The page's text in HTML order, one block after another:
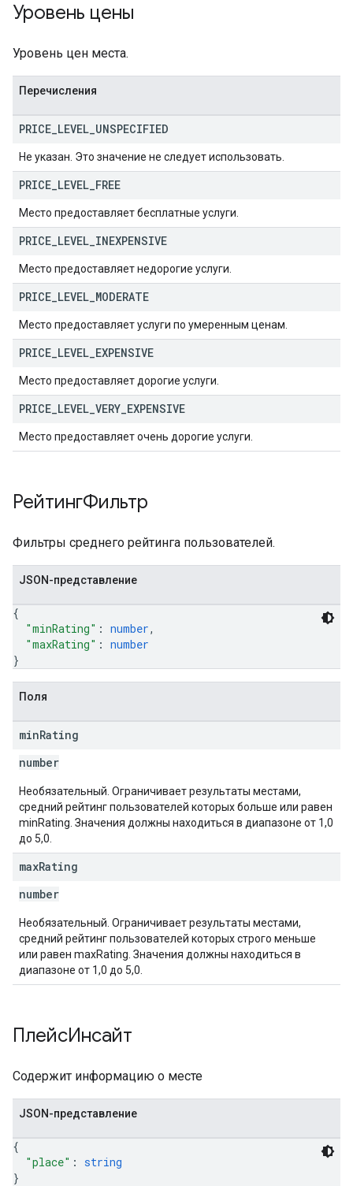
Уровень цены
Уровень цен места.
Перечисления
PRICE LEVEL UNSPECIFIED
Не указан. Это значение не следует использовать.
PRICE LEVEL FREE
Место предоставляет бесплатные услуги.
PRICE LEVEL INEXPENSIVE
Место предоставляет недорогие услуги.
PRICE LEVEL MODERATE
Место предоставляет услуги по умеренным ценам.
PRICE LEVEL EXPENSIVE
Место предоставляет дорогие услуги.
PRICE LEVEL VERY EXPENSIVE
Место предоставляет очень дорогие услуги.
РейтингФильтр
Фильтры среднего рейтинга пользователей.
JSON-представление
{
"minRating" : number,
"maxRating" : number
}
Поля
minRating
number
Необязательный. Ограничивает результаты местами,
средний рейтинг пользователей которых больше или равен
minRating. Значения должны находиться в диапазоне от 1,0
до 5,0.
maxRating
number
Необязательный. Ограничивает результаты местами,
средний рейтинг пользователей которых строго меньше
или равен maxRating. Значения должны находиться в
диапазоне от 1,0 до 5,0.
ПлейсИнсайт
Содержит информацию о месте
JSON-представление
{
"place" : string
}